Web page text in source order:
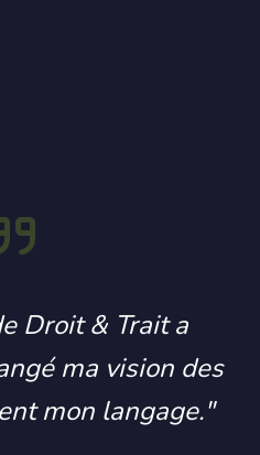
Droit & Trait a
ma vision des
mon langage."